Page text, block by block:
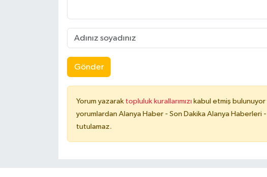
Gönder
Yorum yazarak topluluk kurallarımızı kabul etmiş
yorumlardan Alanya Haber - Son Dakika Alanya
tutulamaz.